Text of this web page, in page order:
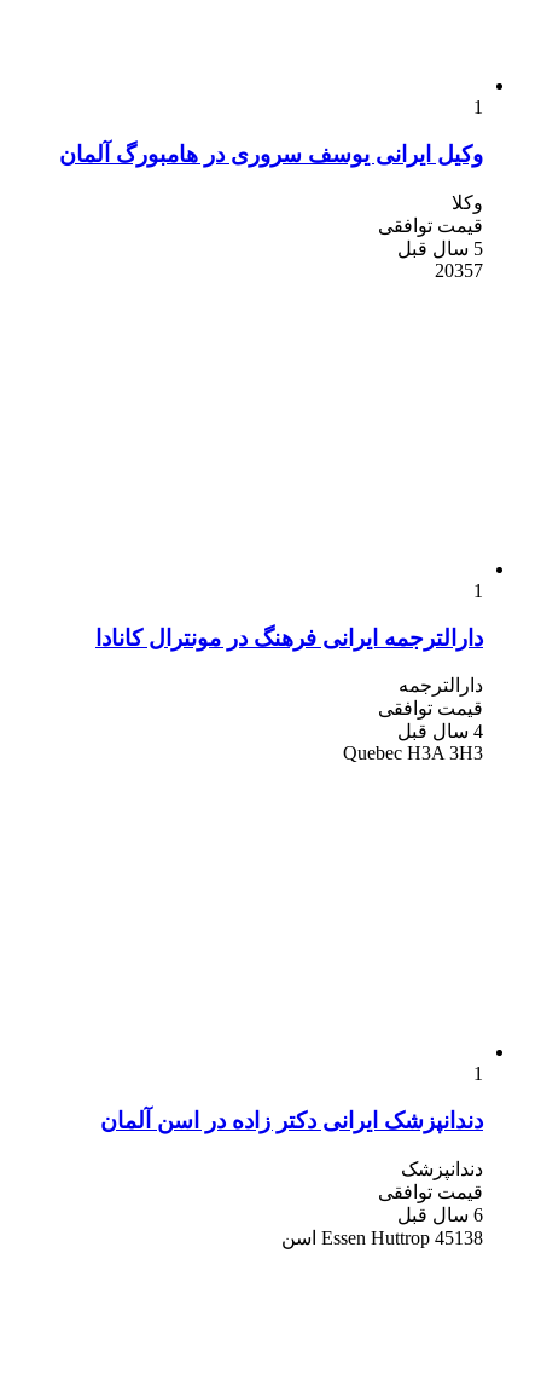
وکیل ایرانی یوسف سروری در هامبورگ آلمان
وکلا
قیمت توافقی
20357
دارالترجمه ایرانی فرهنگ در مونترال کانادا
دارالترجمه
قیمت توافقی
Quebec H3A 3H3
دندانپزشک ایرانی دکتر زاده در اسن آلمان
دندانپزشک
قیمت توافقی
45138 Essen Huttrop اسن